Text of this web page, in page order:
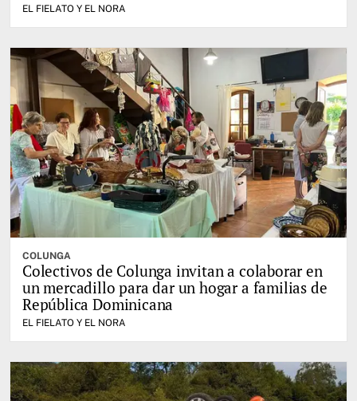
EL FIELATO Y EL NORA
COLUNGA
Colectivos de Colunga invitan a colaborar en
un mercadillo para dar un hogar a familias de
República Dominicana
EL FIELATO Y EL NORA